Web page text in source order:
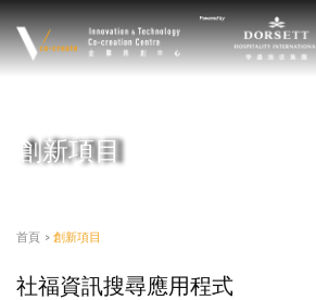
創新項目
首頁 > 創新項目
社福資訊搜尋應用程式